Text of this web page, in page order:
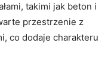
takimi jak⁢ beton i⁣
przestrzenie z
⁣co dodaje charakteru